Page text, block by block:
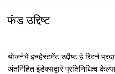
फंड उद्दिष्ट
योजनेचे इन्व्हेस्टमेंट उद्दीष्ट हे रिटर्न
अंतर्निहित इंडेक्सद्वारे प्रतिनिधित्व